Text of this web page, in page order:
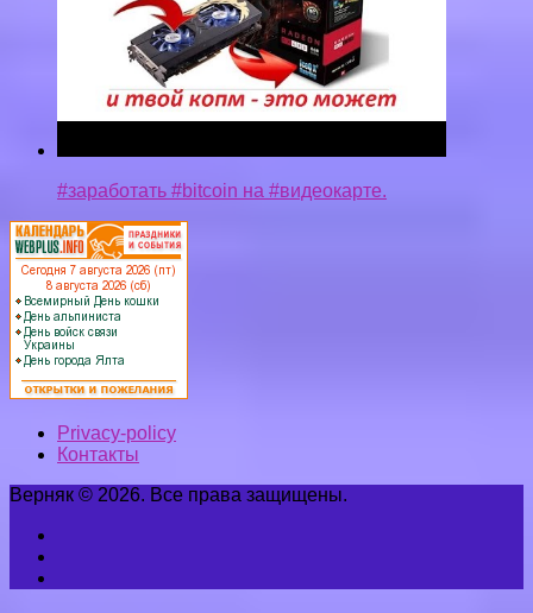
#заработать #bitcoin на #видеокарте.
Privacy-policy
Контакты
Верняк © 2026. Все права защищены.